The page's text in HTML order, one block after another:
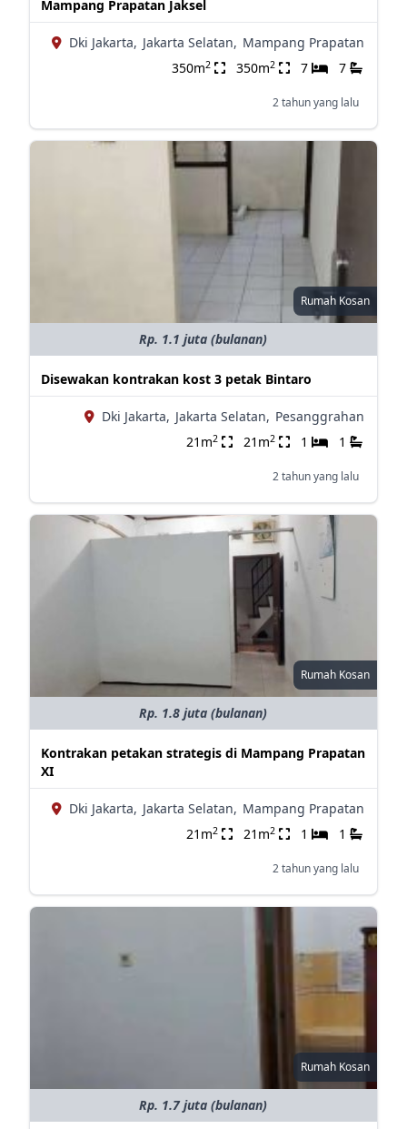
Mampang Prapatan Jaksel
Dki Jakarta, Jakarta Selatan, Mampang Prapatan
350m2 350m2 7 7
2 tahun yang lalu
Rumah Kosan
Rp. 1.1 juta (bulanan)
Disewakan kontrakan kost 3 petak Bintaro
Dki Jakarta, Jakarta Selatan, Pesanggrahan
21m2 21m2 1 1
2 tahun yang lalu
Rumah Kosan
Rp. 1.8 juta (bulanan)
Kontrakan petakan strategis di Mampang Prapatan
XI
Dki Jakarta, Jakarta Selatan, Mampang Prapatan
21m2 21m2 1 1
2 tahun yang lalu
Rumah Kosan
Rp. 1.7 juta (bulanan)